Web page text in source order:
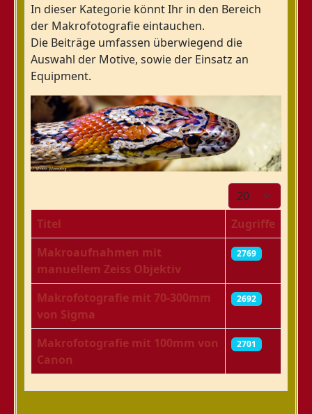
In dieser Kategorie könnt Ihr in den Bereich
der Makrofotografie eintauchen.
Die Beiträge umfassen überwiegend die
Auswahl der Motive, sowie der Einsatz an
Equipment.
Anzeige #
Titel
Zugriffe
Makroaufnahmen mit
manuellem Zeiss Objektiv
2769
Makrofotografie mit 70-300mm
von Sigma
2692
Makrofotografie mit 100mm von
Canon
2701